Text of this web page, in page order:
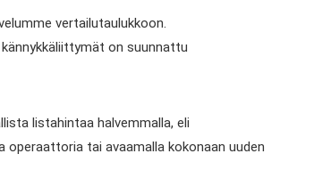
vertailutaulukkoon.
on suunnattu
listahintaa halvemmalla, eli
operaattoria tai avaamalla kokonaan uuden